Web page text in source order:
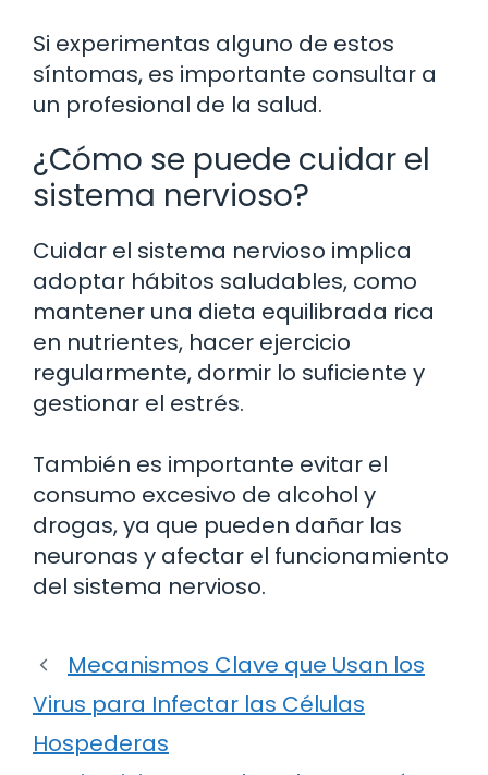
Si experimentas alguno de estos
síntomas, es importante consultar a
un profesional de la salud.
¿Cómo se puede cuidar el
sistema nervioso?
Cuidar el sistema nervioso implica
adoptar hábitos saludables, como
mantener una dieta equilibrada rica
en nutrientes, hacer ejercicio
regularmente, dormir lo suficiente y
gestionar el estrés.
También es importante evitar el
consumo excesivo de alcohol y
drogas, ya que pueden dañar las
neuronas y afectar el funcionamiento
del sistema nervioso.
Mecanismos Clave que Usan los
Virus para Infectar las Células
Hospederas